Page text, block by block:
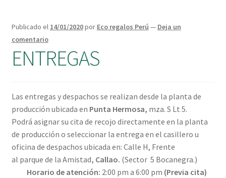
Publicado el 14/01/2020por Eco regalos Perú — Deja un
comentario
ENTREGAS
Las entregas y despachos se realizan desde la planta de
producción ubicada en Punta Hermosa, mza. S Lt 5.
Podrá asignar su cita de recojo directamente en la planta
de producción o seleccionar la entrega en el casillero u
oficina de despachos ubicada en: Calle H, Frente
al parque de la Amistad, Callao. (Sector 5 Bocanegra.)
Horario de atención: 2:00 pm a 6:00 pm (Previa cita)